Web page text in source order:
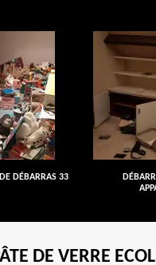
DÉBARRAS 33
DE VERRE